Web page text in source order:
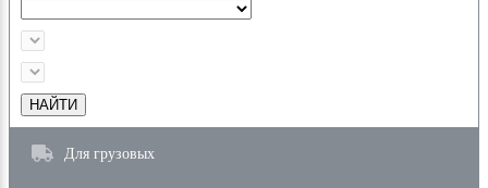
НАЙТИ
Для грузовых